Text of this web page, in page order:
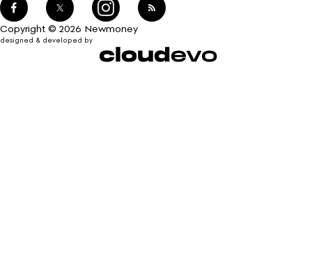
Copyright © 2026 Newmoney
designed & developed by